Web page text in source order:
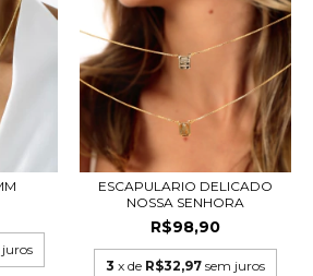
ESCAPULARIO DELICADO
NOSSA SENHORA
R$98,90
3 x de R$32,97 sem juros